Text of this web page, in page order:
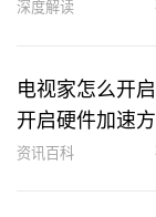
深度解读
电视家怎么开
开启硬件加速
资讯百科